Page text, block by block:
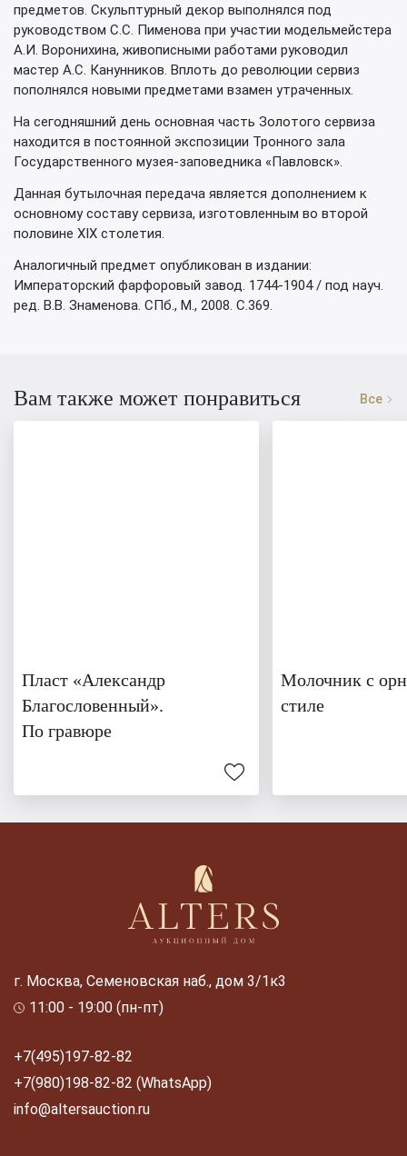
предметов. Скульптурный декор выполнялся под
руководством С.С. Пименова при участии модельмейстера
А.И. Воронихина, живописными работами руководил
мастер А.С. Канунников. Вплоть до революции сервиз
пополнялся новыми предметами взамен утраченных.
На сегодняшний день основная часть Золотого сервиза
находится в постоянной экспозиции Тронного зала
Государственного музея-заповедника «Павловск».
Данная бутылочная передача является дополнением к
основному составу сервиза, изготовленным во второй
половине XIX столетия.
Аналогичный предмет опубликован в издании:
Императорский фарфоровый завод. 1744-1904 / под науч.
ред. В.В. Знаменова. CПб., М., 2008. С.369.
Вам также может понравиться Все
Пласт «Александр
Благословенный».
По гравюре
Молочник с
стиле
г. Москва, Семеновская наб., дом 3/1к3
11:00 - 19:00 (пн-пт)
+7(495)197-82-82
+7(980)198-82-82 (WhatsApp)
info@altersauction.ru